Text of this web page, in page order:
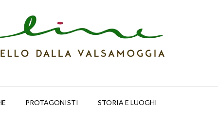
PROTAGONISTI STORIA E LUOGHI